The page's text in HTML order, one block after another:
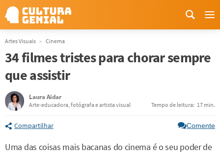
Artes Visuais Cinema
34 filmes tristes para chorar sempre
que assistir
Laura Aidar
Arte-educadora, fotógrafa e artista visual Tempo de leitura: 17 min.
Compartilhar Comente
Uma das coisas mais bacanas do cinema é o seu poder de